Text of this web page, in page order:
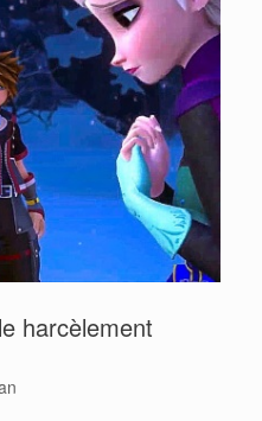
harcèlement